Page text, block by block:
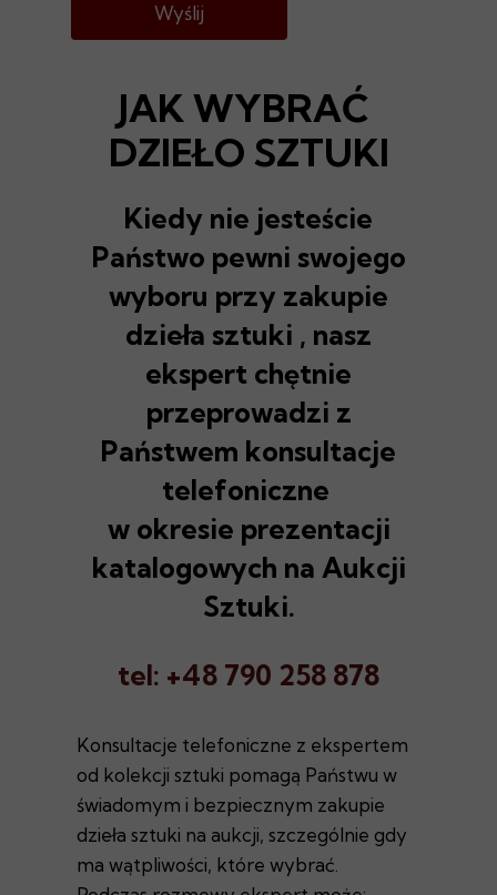
Wyślij
Konsultacje telefoniczne z ekspertem
od kolekcji sztuki pomagą Państwu w
świadomym i bezpiecznym zakupie
dzieła sztuki na aukcji, szczególnie gdy
ma wątpliwości, które wybrać.
Kiedy nie jesteście
Państwo pewni swojego
wyboru przy zakupie
dzieła sztuki , nasz
ekspert chętnie
przeprowadzi z
Państwem konsultacje
telefoniczne
w okresie prezentacji
katalogowych na Aukcji
Sztuki.
tel: +48 790 258 878
JAK WYBRAĆ
DZIEŁO SZTUKI